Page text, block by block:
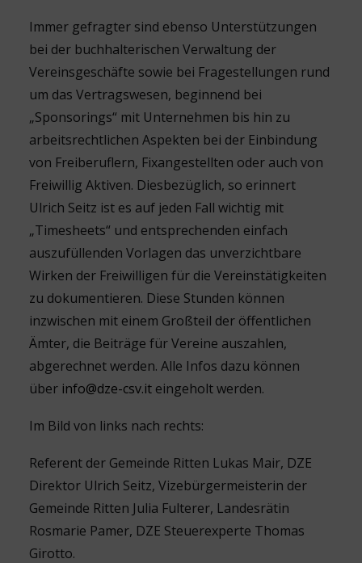
Immer gefragter sind ebenso Unterstützungen
bei der buchhalterischen Verwaltung der
Vereinsgeschäfte sowie bei Fragestellungen rund
um das Vertragswesen, beginnend bei
„Sponsorings“ mit Unternehmen bis hin zu
arbeitsrechtlichen Aspekten bei der Einbindung
von Freiberuflern, Fixangestellten oder auch von
Freiwillig Aktiven. Diesbezüglich, so erinnert
Ulrich Seitz ist es auf jeden Fall wichtig mit
„Timesheets“ und entsprechenden einfach
auszufüllenden Vorlagen das unverzichtbare
Wirken der Freiwilligen für die Vereinstätigkeiten
zu dokumentieren. Diese Stunden können
inzwischen mit einem Großteil der öffentlichen
Ämter, die Beiträge für Vereine auszahlen,
abgerechnet werden. Alle Infos dazu können
über info@dze-csv.it eingeholt werden.
Im Bild von links nach rechts:
Referent der Gemeinde Ritten Lukas Mair, DZE
Direktor Ulrich Seitz, Vizebürgermeisterin der
Gemeinde Ritten Julia Fulterer, Landesrätin
Rosmarie Pamer, DZE Steuerexperte Thomas
Girotto.